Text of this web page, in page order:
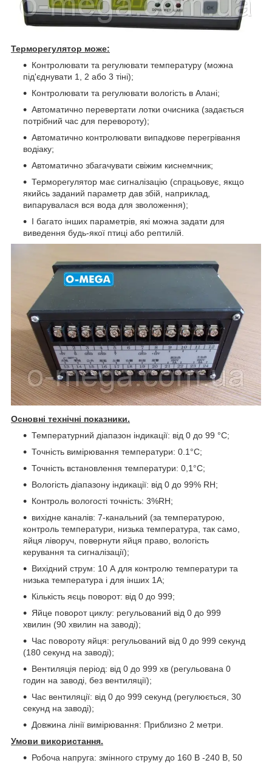
Терморегулятор може:
Контролювати та регулювати температуру (можна
під'єднувати 1, 2 або 3 тіні);
Контролювати та регулювати вологість в Алані;
Автоматично перевертати лотки очисника (задається
потрібний час для перевороту);
Автоматично контролювати випадкове перегрівання
водіаку;
Автоматично збагачувати свіжим киснемчник;
Терморегулятор має сигналізацію (спрацьовує, якщо
якийсь заданий параметр дав збій, наприклад,
випарувалася вся вода для зволоження);
І багато інших параметрів, які можна задати для
виведення будь-якої птиці або рептилій.
Основні технічні показники.
Температурний діапазон індикації: від 0 до 99 °C;
Точність вимірювання температури: 0.1°C;
Точність встановлення температури: 0,1°C;
Вологість діапазону індикації: від 0 до 99% RH;
Контроль вологості точність: 3%RH;
вихідне каналів: 7-канальний (за температурою,
контроль температури, низька температура, так само,
яйця ліворуч, повернути яйця право, вологість
керування та сигналізації);
Вихідний струм: 10 А для контролю температури та
низька температура і для інших 1А;
Кількість яєць поворот: від 0 до 999;
Яйце поворот циклу: регульований від 0 до 999
хвилин (90 хвилин на заводі);
Час повороту яйця: регульований від 0 до 999 секунд
(180 секунд на заводі);
Вентиляція період: від 0 до 999 хв (регульована 0
годин на заводі, без вентиляції);
Час вентиляції: від 0 до 999 секунд (регулюється, 30
секунд на заводі);
Довжина лінії вимірювання: Приблизно 2 метри.
Умови використання.
Робоча напруга: змінного струму до 160 В -240 В, 50